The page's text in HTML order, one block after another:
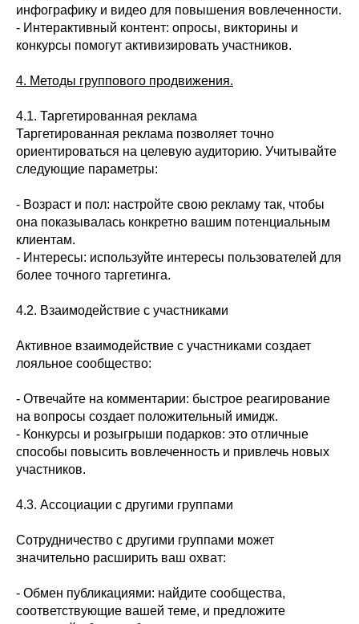
инфографику и видео для повышения вовлеченности.
- Интерактивный контент: опросы, викторины и
конкурсы помогут активизировать участников.
4. Методы группового продвижения.
4.1. Таргетированная реклама
Таргетированная реклама позволяет точно
ориентироваться на целевую аудиторию. Учитывайте
следующие параметры:
- Возраст и пол: настройте свою рекламу так, чтобы
она показывалась конкретно вашим потенциальным
клиентам.
- Интересы: используйте интересы пользователей для
более точного таргетинга.
4.2. Взаимодействие с участниками
Активное взаимодействие с участниками создает
лояльное сообщество:
- Отвечайте на комментарии: быстрое реагирование
на вопросы создает положительный имидж.
- Конкурсы и розыгрыши подарков: это отличные
способы повысить вовлеченность и привлечь новых
участников.
4.3. Ассоциации с другими группами
Сотрудничество с другими группами может
значительно расширить ваш охват:
- Обмен публикациями: найдите сообщества,
соответствующие вашей теме, и предложите